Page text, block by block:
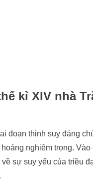
kỉ XIV nhà
đoạn thịnh suy đáng
nghiêm trọng. Vào
sự suy yếu của triều